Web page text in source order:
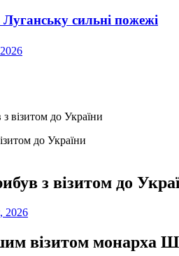
Луганську сильні пожежі
візитом до України
з візитом до
2026
візитом монарха